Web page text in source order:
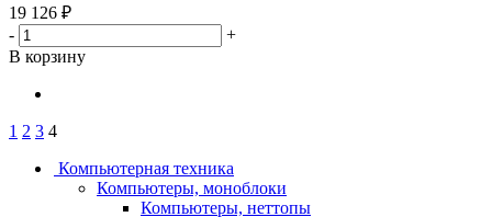
19 126 ₽
-
+
В корзину
1 2 3 4
Компьютерная техника
Компьютеры, моноблоки
Компьютеры, неттопы